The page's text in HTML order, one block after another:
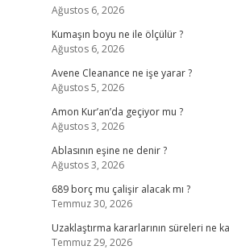
Ağustos 6, 2026
Kumaşın boyu ne ile ölçülür ?
Ağustos 6, 2026
Avene Cleanance ne işe yarar ?
Ağustos 5, 2026
Amon Kur’an’da geçiyor mu ?
Ağustos 3, 2026
Ablasının eşine ne denir ?
Ağustos 3, 2026
689 borç mu çalişir alacak mı ?
Temmuz 30, 2026
Uzaklaştırma kararlarının süreleri ne
Temmuz 29, 2026